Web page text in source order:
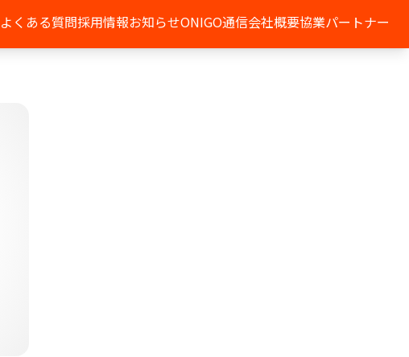
よくある質問採用情報お知らせONIGO通信会社概要協業パートナー